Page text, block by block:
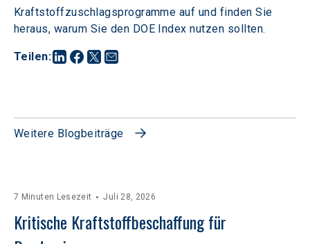
Teilen:
Kraftstoffzuschlagsprogramme auf und finden Sie
heraus, warum Sie den DOE Index nutzen sollten.
Weitere Blogbeiträge
7 Minuten Lesezeit Juli 28, 2026
Kritische Kraftstoffbeschaffung für